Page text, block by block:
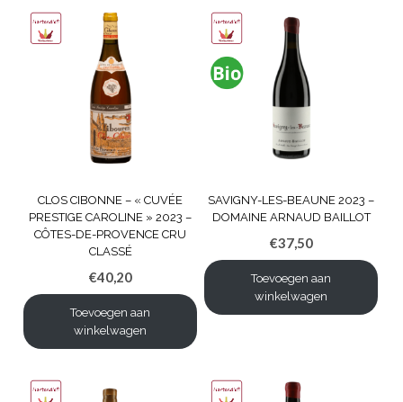
CLOS CIBONNE – « CUVÉE
PRESTIGE CAROLINE » 2023 –
CÔTES-DE-PROVENCE CRU
CLASSÉ
€40,20
Toevoegen aan
winkelwagen
SAVIGNY-LES-BEAUNE 2023 –
DOMAINE ARNAUD BAILLOT
€37,50
Toevoegen aan
winkelwagen